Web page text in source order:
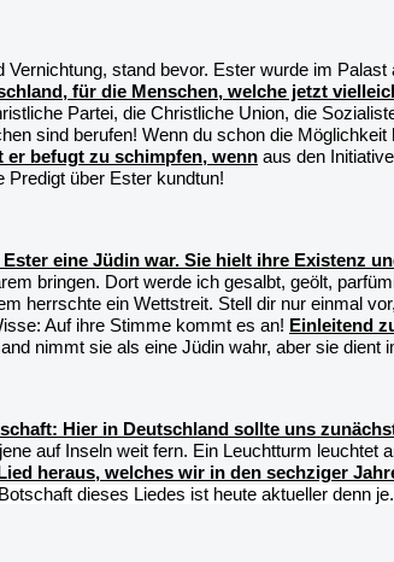
Vernichtung, stand bevor. Ester wurde im
für die Menschen, welche jetzt
Partei, die Christliche Union, die
sind berufen! Wenn du schon die
befugt zu schimpfen, wenn aus den
Predigt über Ester kundtun!
eine Jüdin war. Sie hielt ihre Existenz
bringen. Dort werde ich gesalbt, geölt,
herrschte ein Wettstreit. Stell dir nur einmal
Auf ihre Stimme kommt es an! Einleitend
nimmt sie als eine Jüdin wahr, aber sie dient
Hier in Deutschland sollte uns
auf Inseln weit fern. Ein Leuchtturm
heraus, welches wir in den sechziger
dieses Liedes ist heute aktueller denn je.